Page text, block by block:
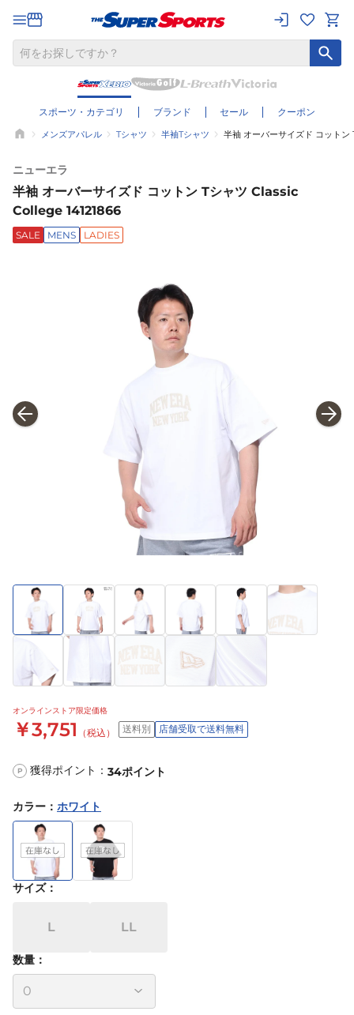
スポーツ・カテゴリ ブランド セール クーポン
メンズアパレル Tシャツ 半袖Tシャツ 半袖 オーバーサイズド コット
ニューエラ
半袖 オーバーサイズド コットン Tシャツ Classic
College 14121866
SALE MENS LADIES
オンラインストア限定価格
￥3,751 （税込） 送料別 店舗受取で送料無料
P 獲得ポイント： 34ポイント
カラー ： ホワイト
サイズ：
L LL
数量：